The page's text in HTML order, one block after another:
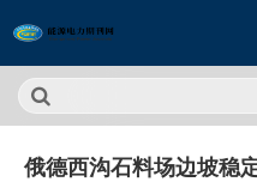
俄德西沟石料场边坡稳